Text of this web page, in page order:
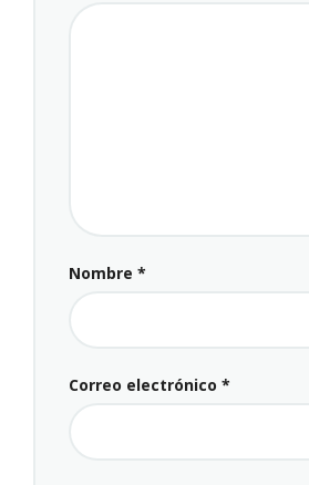
Nombre *
Correo electrónico *